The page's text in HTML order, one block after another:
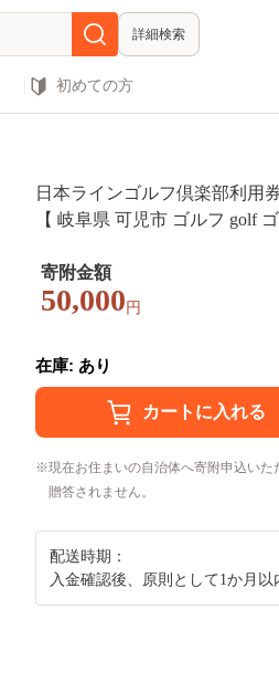
詳細検索
初めての方
日本ラインゴルフ倶楽部利用
【 岐阜県 可児市 ゴルフ golf
施設利用 フェアウェイ 日本プ
ンカー 丘陵 チャンピオンコー
寄附金額
50,000 円
在庫: あり
現在お住まいの自治体へ寄附申込いた
贈答されません。
配送時期：
入金確認後、原則として1か月以